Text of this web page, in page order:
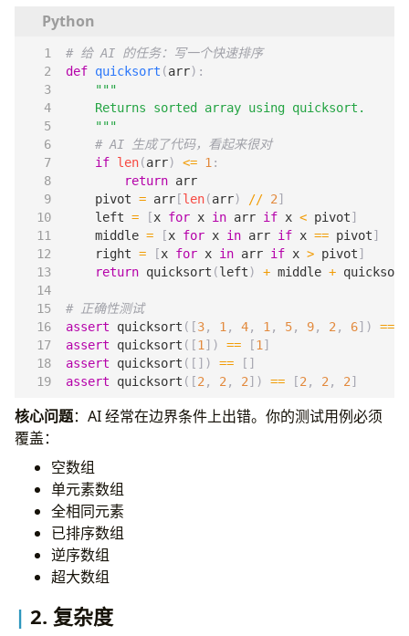
# 给 AI 的任务：写一个快速排序
def quicksort (arr):
    """
# AI 生成了代码，看起来很对
if len(arr) <= 1 :
return arr
pivot = arr[len(arr) // 2]
left = [x for x in arr if x < pivot]
middle = [x for x in arr if x == pivot]
right = [x for x in arr if x > pivot]
return quicksort (left) + middle + quicksort
# 正确性测试
assert
quicksort ([3, 1 , 4, 1 , 5, 9, 2 , 6]) ==
assert
quicksort ([1 ]) == [1 ]
assert
quicksort ([]) ==
[]
assert
quicksort ([2 , 2 , 2]) == [2 , 2 , 2]
核心问题：AI 经常在边界条件上出错。你的测试用例必须
覆盖：
空数组
单元素数组
全相同元素
已排序数组
逆序数组
超大数组
2. 复杂度